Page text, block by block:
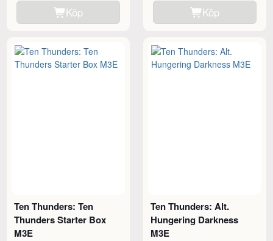
Köp Köp
Ten Thunders: Ten
Thunders Starter Box
M3E
Ten Thunders: Alt.
Hungering Darkness
M3E